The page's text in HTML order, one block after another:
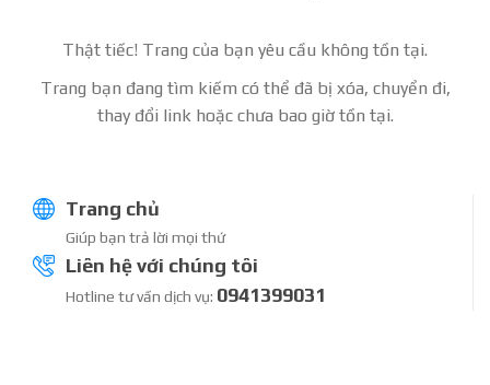
Thật tiếc! Trang của bạn yêu cầu không tồn tại.
Trang bạn đang tìm kiếm có thể đã bị xóa, chuyển đi,
thay đổi link hoặc chưa bao giờ tồn tại.
Trang chủ
Giúp bạn trả lời mọi thứ
Liên hệ với chúng tôi
Hotline tư vấn dịch vụ: 0941399031